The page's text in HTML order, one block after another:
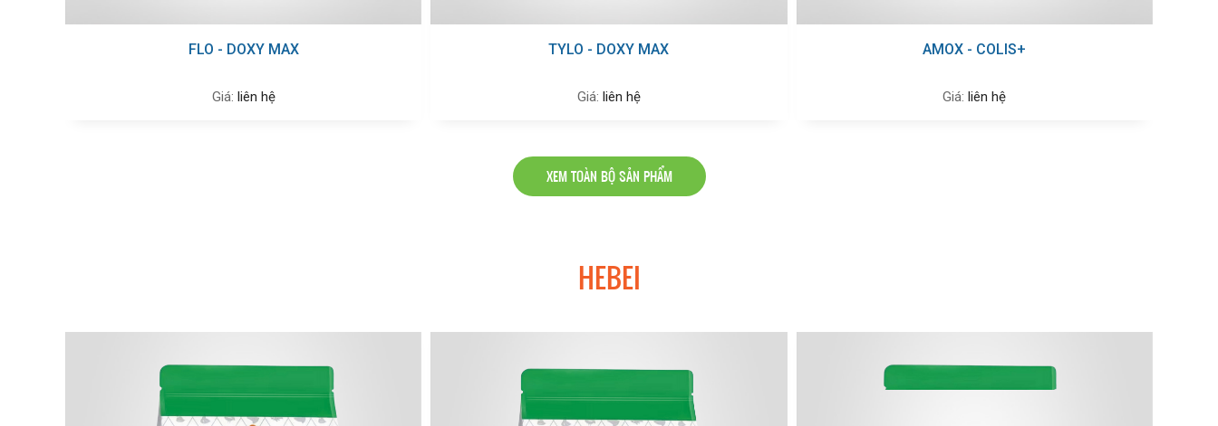
FLO - DOXY MAX
Giá: liên hệ
TYLO - DOXY MAX
Giá: liên hệ
AMOX - COLIS+
Giá: liên hệ
XEM TOÀN BỘ SẢN PHẨM
HEBEI